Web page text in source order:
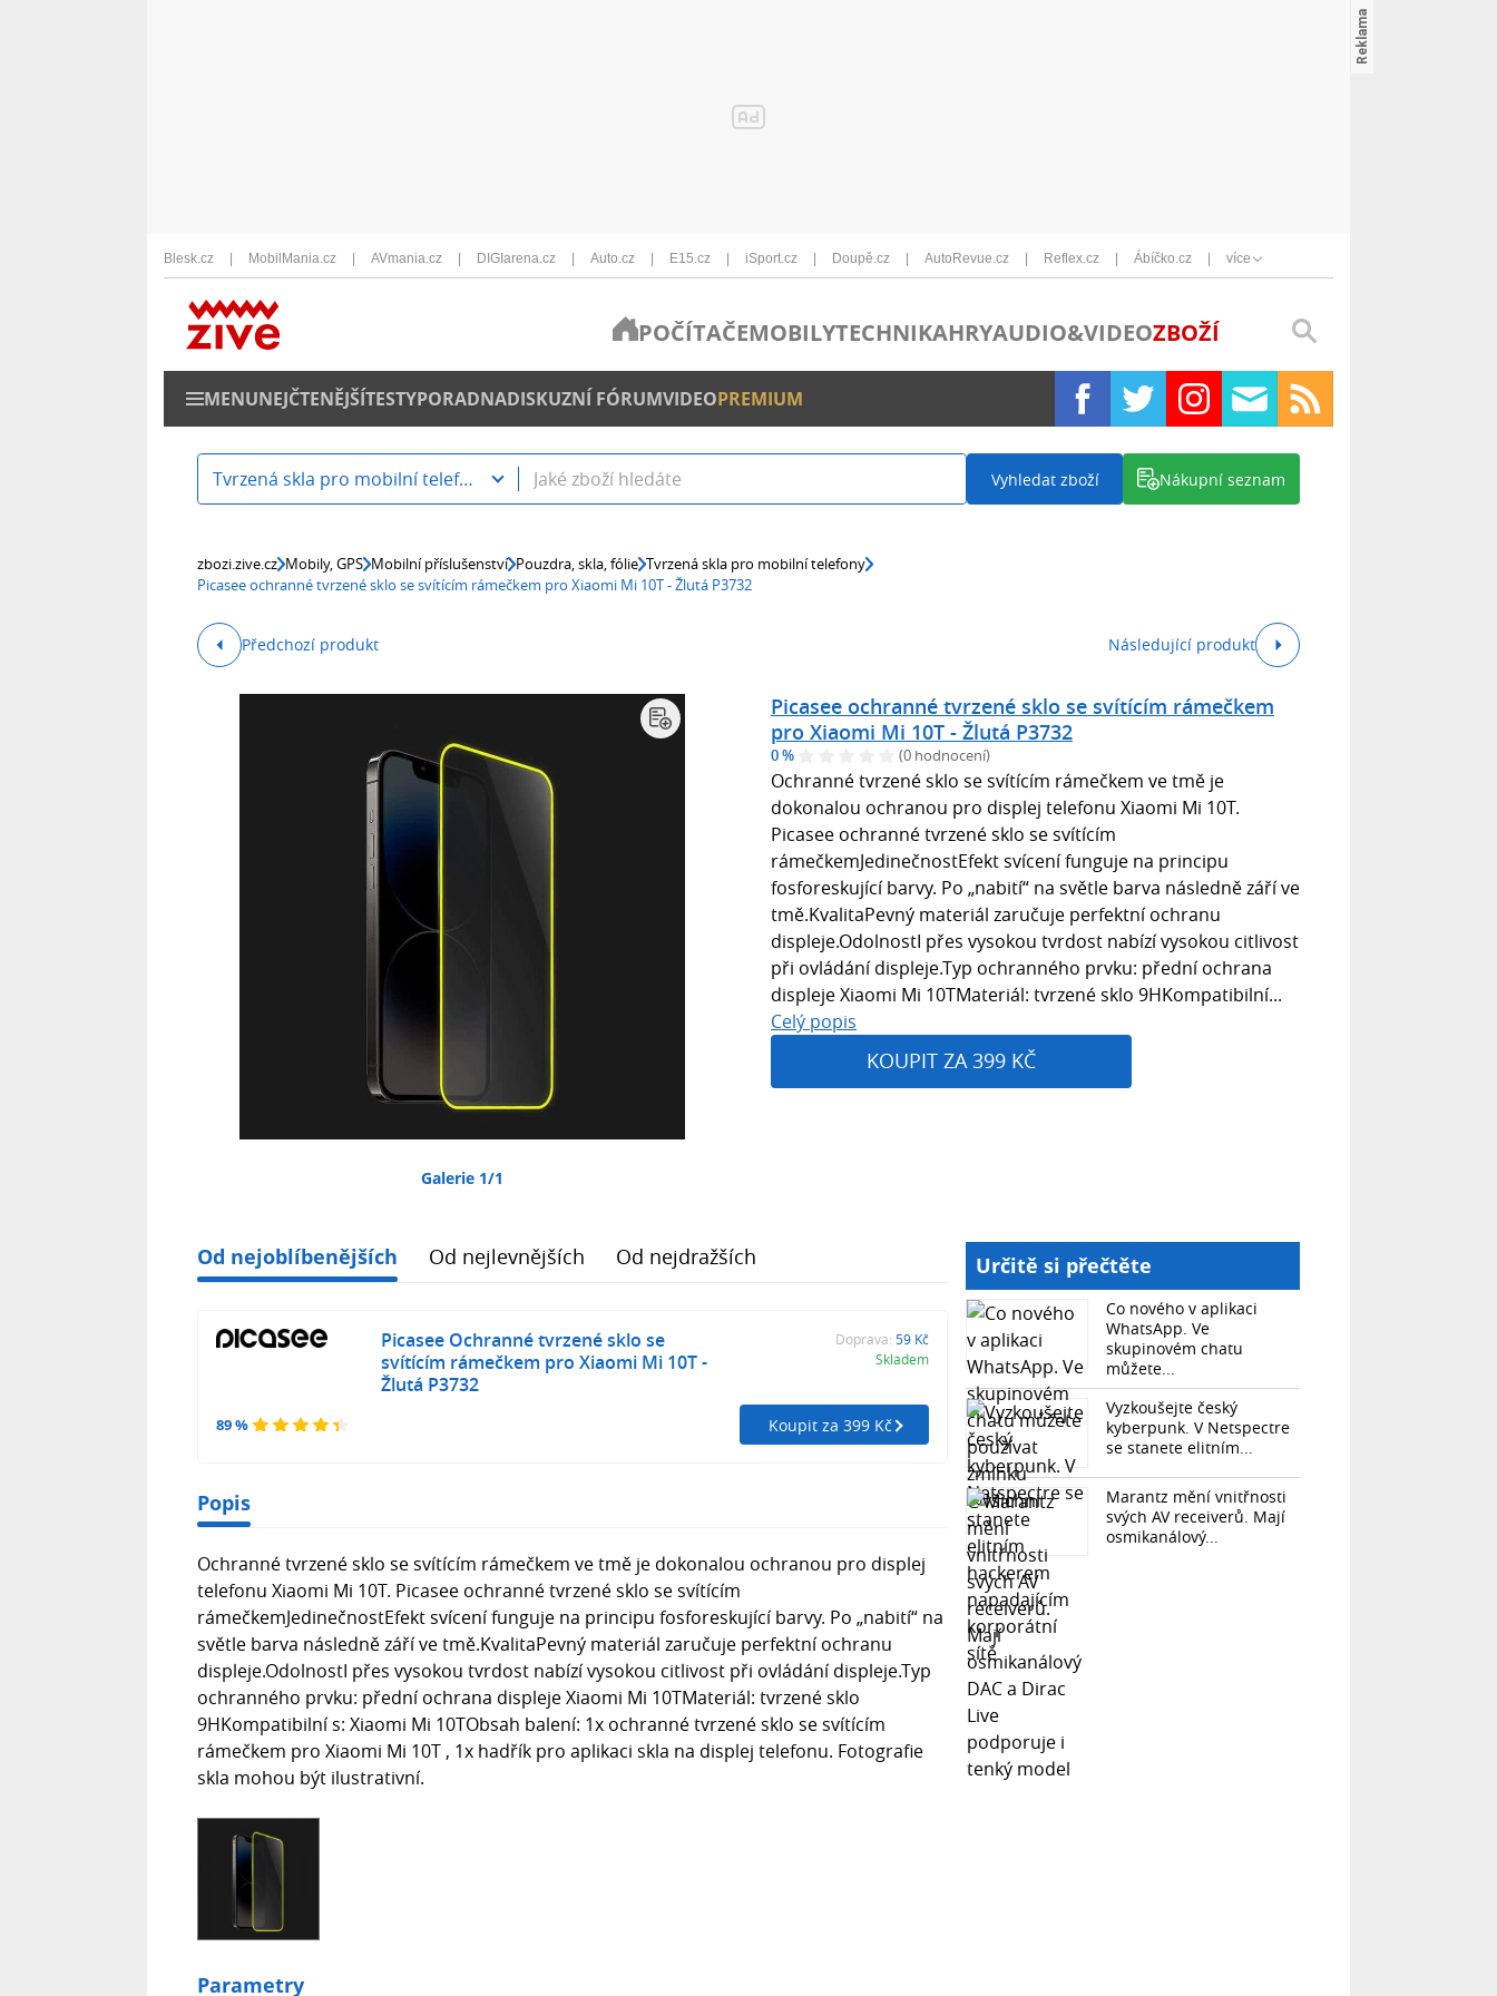
Blesk.cz MobilMania.cz AVmania.cz DIGIarena.cz Auto.cz E15.cz iSport.cz Doupě.cz AutoRevue.cz Reflex.cz Ábíčko.cz více
POČÍTAČEMOBILYTECHNIKAHRYAUDIO&VIDEOZBOŽÍ
MENUNEJČTENĚJŠÍTESTYPORADNADISKUZNÍ FÓRUMVIDEOPREMIUM
Tvrzená skla pro mobilní telefony Vyhledat zboží Nákupní seznam
zbozi.zive.cz Mobily, GPS Mobilní příslušenství Pouzdra, skla, fólie Tvrzená skla pro mobilní telefony
Picasee ochranné tvrzené sklo se svítícím rámečkem pro Xiaomi Mi 10T - Žlutá P3732
Předchozí produkt Následující produkt
Galerie 1/1
Picasee ochranné tvrzené sklo se svítícím rámečkem
pro Xiaomi Mi 10T - Žlutá P3732
0 % (0 hodnocení)
Ochranné tvrzené sklo se svítícím rámečkem ve tmě je
dokonalou ochranou pro displej telefonu Xiaomi Mi 10T.
Picasee ochranné tvrzené sklo se svítícím
rámečkemJedinečnostEfekt svícení funguje na principu
fosforeskující barvy. Po „nabití“ na světle barva následně září ve
tmě.KvalitaPevný materiál zaručuje perfektní ochranu
displeje.OdolnostI přes vysokou tvrdost nabízí vysokou citlivost
při ovládání displeje.Typ ochranného prvku: přední ochrana
displeje Xiaomi Mi 10TMateriál: tvrzené sklo 9HKompatibilní...
Celý popis
KOUPIT ZA 399 KČ
Od nejoblíbenějších Od nejlevnějších Od nejdražších
89 %
Picasee Ochranné tvrzené sklo se
svítícím rámečkem pro Xiaomi Mi 10T -
Žlutá P3732
Doprava: 59 Kč
Skladem
Koupit za 399 Kč
Popis
Ochranné tvrzené sklo se svítícím rámečkem ve tmě je dokonalou ochranou pro displej
telefonu Xiaomi Mi 10T. Picasee ochranné tvrzené sklo se svítícím
rámečkemJedinečnostEfekt svícení funguje na principu fosforeskující barvy. Po „nabití“ na
světle barva následně září ve tmě.KvalitaPevný materiál zaručuje perfektní ochranu
displeje.OdolnostI přes vysokou tvrdost nabízí vysokou citlivost při ovládání displeje.Typ
ochranného prvku: přední ochrana displeje Xiaomi Mi 10TMateriál: tvrzené sklo
9HKompatibilní s: Xiaomi Mi 10TObsah balení: 1x ochranné tvrzené sklo se svítícím
rámečkem pro Xiaomi Mi 10T , 1x hadřík pro aplikaci skla na displej telefonu. Fotografie
skla mohou být ilustrativní.
Parametry
Určitě si přečtěte
Co nového v aplikaci
WhatsApp. Ve
skupinovém chatu
můžete...
Vyzkoušejte český
kyberpunk. V Netspectre
se stanete elitním...
Marantz mění vnitřnosti
svých AV receiverů. Mají
osmikanálový...